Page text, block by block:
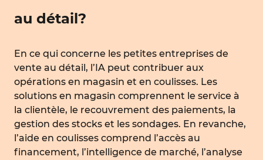
au détail?
En ce qui concerne les petites entreprises de
vente au détail, l’IA peut contribuer aux
opérations en magasin et en coulisses. Les
solutions en magasin comprennent le service à
la clientèle, le recouvrement des paiements, la
gestion des stocks et les sondages. En revanche,
l’aide en coulisses comprend l’accès au
financement, l’intelligence de marché, l’analyse